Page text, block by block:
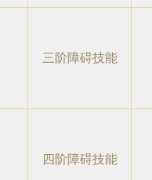
三阶障碍技能
四阶障碍技能